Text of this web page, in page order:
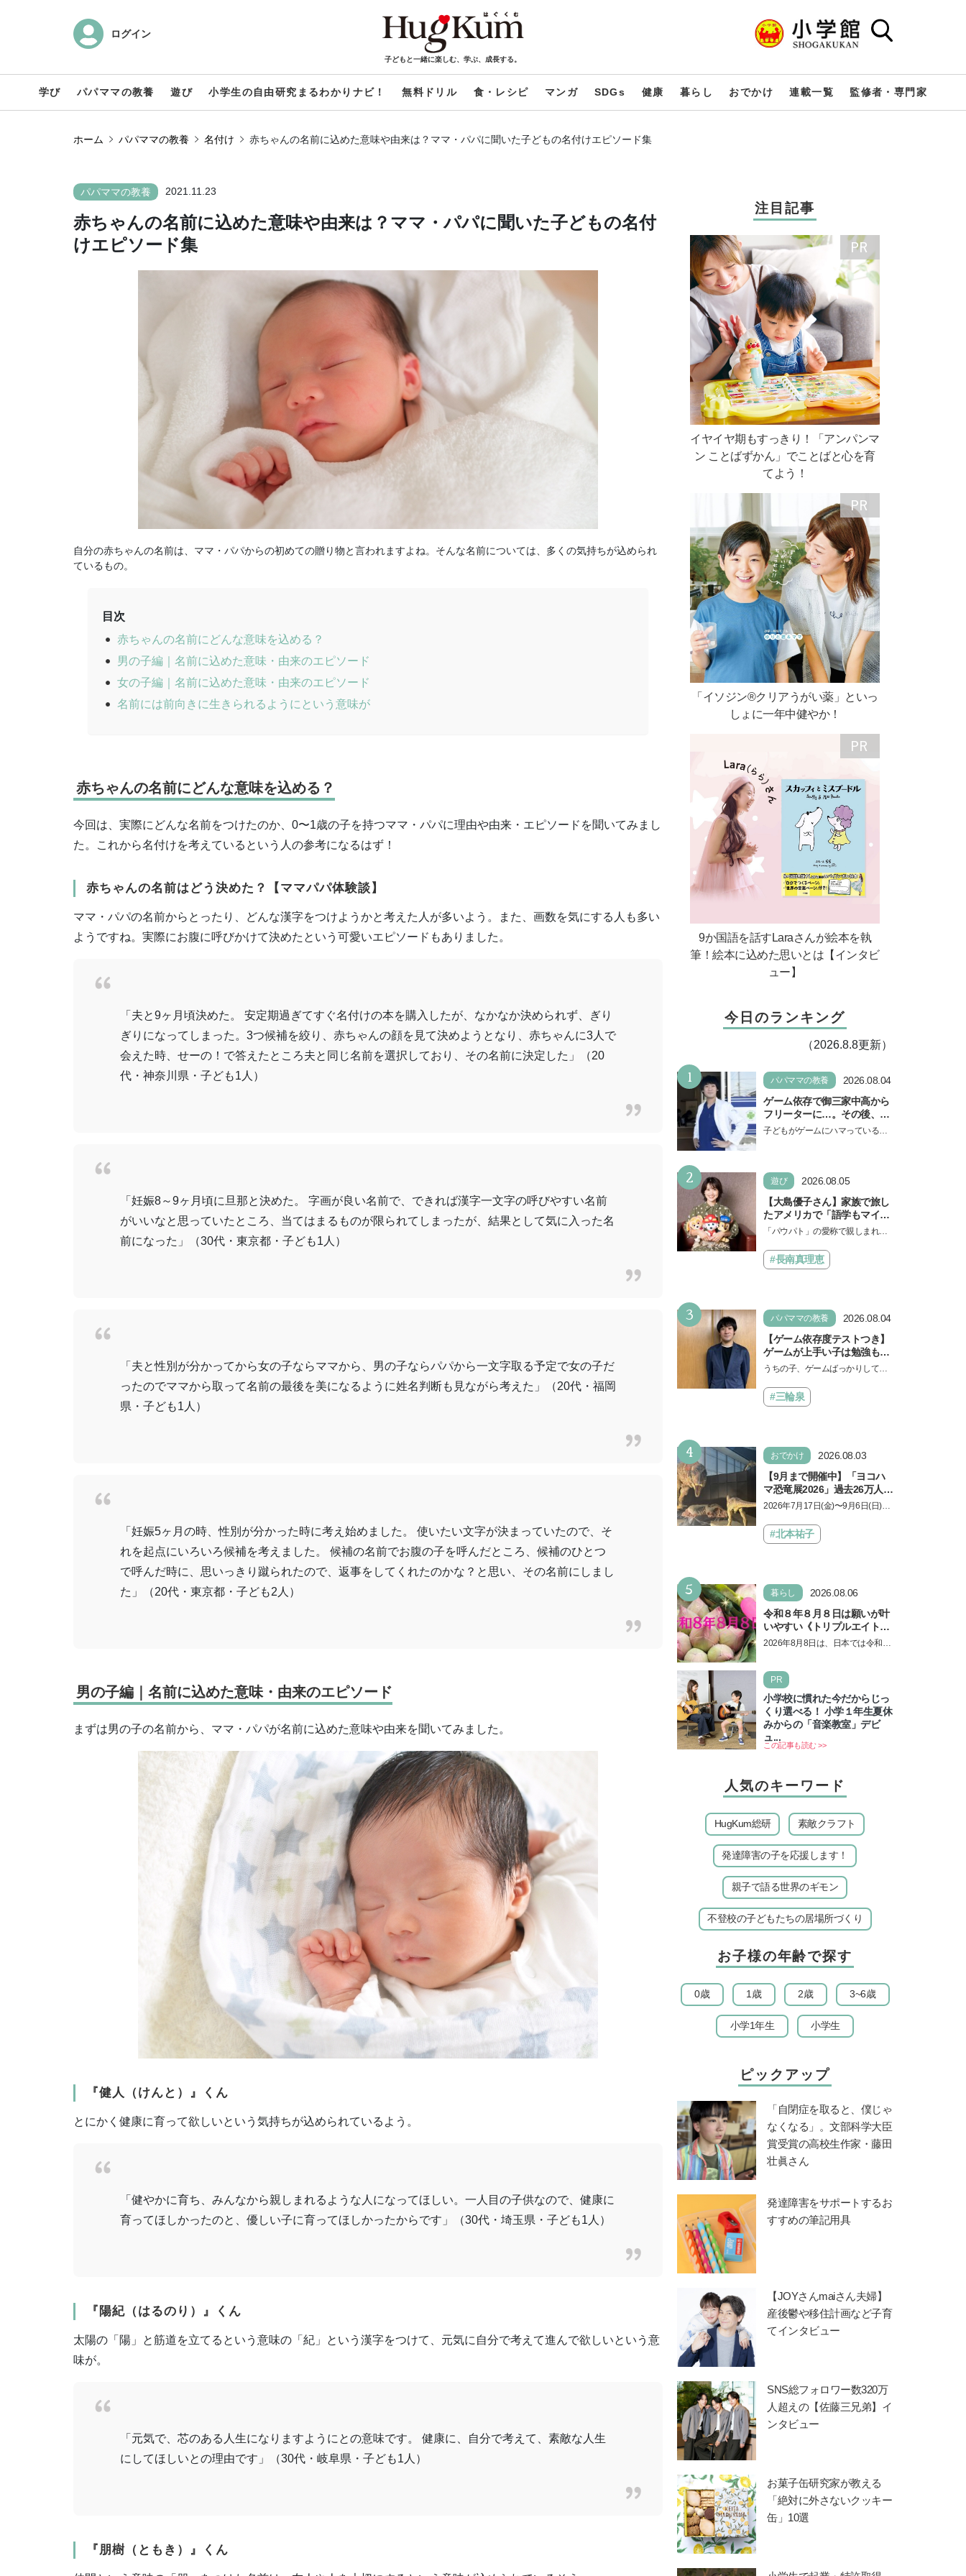
ログイン
子どもと一緒に楽しむ、学ぶ、成長する。
学び パパママの教養 遊び 小学生の自由研究まるわかりナビ！ 無料ドリル 食・レシピ マンガ SDGs 健康 暮らし おでかけ 連載一覧 監修者・専門家
ホーム パパママの教養 名付け 赤ちゃんの名前に込めた意味や由来は？ママ・パパに聞いた子どもの名付けエピソード集
パパママの教養 2021.11.23
赤ちゃんの名前に込めた意味や由来は？ママ・パパに聞いた子どもの名付
けエピソード集
自分の赤ちゃんの名前は、ママ・パパからの初めての贈り物と言われますよね。そんな名前については、多くの気持ちが込められ
ているもの。
目次
赤ちゃんの名前にどんな意味を込める？
男の子編｜名前に込めた意味・由来のエピソード
女の子編｜名前に込めた意味・由来のエピソード
名前には前向きに生きられるようにという意味が
赤ちゃんの名前にどんな意味を込める？
今回は、実際にどんな名前をつけたのか、0〜1歳の子を持つママ・パパに理由や由来・エピソードを聞いてみまし
た。これから名付けを考えているという人の参考になるはず！
赤ちゃんの名前はどう決めた？【ママパパ体験談】
ママ・パパの名前からとったり、どんな漢字をつけようかと考えた人が多いよう。また、画数を気にする人も多い
ようですね。実際にお腹に呼びかけて決めたという可愛いエピソードもありました。
「夫と9ヶ月頃決めた。 安定期過ぎてすぐ名付けの本を購入したが、なかなか決められず、ぎり
ぎりになってしまった。3つ候補を絞り、赤ちゃんの顔を見て決めようとなり、赤ちゃんに3人で
会えた時、せーの！で答えたところ夫と同じ名前を選択しており、その名前に決定した」（20
代・神奈川県・子ども1人）
「妊娠8～9ヶ月頃に旦那と決めた。 字画が良い名前で、できれば漢字一文字の呼びやすい名前
がいいなと思っていたところ、当てはまるものが限られてしまったが、結果として気に入った名
前になった」（30代・東京都・子ども1人）
「夫と性別が分かってから女の子ならママから、男の子ならパパから一文字取る予定で女の子だ
ったのでママから取って名前の最後を美になるように姓名判断も見ながら考えた」（20代・福岡
県・子ども1人）
「妊娠5ヶ月の時、性別が分かった時に考え始めました。 使いたい文字が決まっていたので、そ
れを起点にいろいろ候補を考えました。 候補の名前でお腹の子を呼んだところ、候補のひとつ
で呼んだ時に、思いっきり蹴られたので、返事をしてくれたのかな？と思い、その名前にしまし
た」（20代・東京都・子ども2人）
男の子編｜名前に込めた意味・由来のエピソード
まずは男の子の名前から、ママ・パパが名前に込めた意味や由来を聞いてみました。
『健人（けんと）』くん
とにかく健康に育って欲しいという気持ちが込められているよう。
「健やかに育ち、みんなから親しまれるような人になってほしい。一人目の子供なので、健康に
育ってほしかったのと、優しい子に育ってほしかったからです」（30代・埼玉県・子ども1人）
『陽紀（はるのり）』くん
太陽の「陽」と筋道を立てるという意味の「紀」という漢字をつけて、元気に自分で考えて進んで欲しいという意
味が。
「元気で、芯のある人生になりますようにとの意味です。 健康に、自分で考えて、素敵な人生
にしてほしいとの理由です」（30代・岐阜県・子ども1人）
『朋樹（ともき）』くん
注目記事
イヤイヤ期もすっきり！「アンパンマ
ン ことばずかん」でことばと心を育
てよう！
「イソジン®クリアうがい薬」といっ
しょに一年中健やか！
9か国語を話すLaraさんが絵本を執
筆！絵本に込めた思いとは【インタビ
ュー】
今日のランキング
（2026.8.8更新）
1 パパママの教養
2026.08.04
ゲーム依存で御三家中高から
フリーターに…。その後、医
学部へ逆転合格した現役医師
子どもがゲームにハマっている
2 遊び
2026.08.05
【大島優子さん】家族で旅し
たアメリカで「語学もマイン
ドも！ 子どもの成長はすごか
『パウ・パトロール ザ・ダイ
ノ・ムービー』ではあきらめ
「パウパト」の愛称で親しまれる
の劇場版シリーズ第3弾、映画『パ
ウ・パトロール ザ…
#長南真理恵
3 パパママの教養
2026.08.04
【ゲーム依存度テストつき】
ゲームが上手い子は勉強もで
きる？御三家中高卒でゲーマ
えるゲームしながら受験で勝
つためのメソッド
うちの子、ゲームばっかりしてい
言し、子どもとトラブルになる家
庭は多いもの。でも…
#三輪泉
4 おでかけ
2026.08.03
【9月まで開催中】「ヨコハ
マ恐竜展2026」過去26万人を
動員した恐竜展が9年ぶりに
しむポイントを完全ガイド
2026年7月17日(金)〜9月6日(日)、
「ヨコハマ恐竜展2026〜恐竜の食
卓大図鑑〜」が開催…
#北本祐子
5 暮らし
2026.08.06
令和８年８月８日は願いが叶
いやすい《トリプルエイト》
の日！ 13日の獅子座の新月
2026年8月8日は、日本では令和8
ズゲート」というとって…
PR
小学校に慣れた今だからじっ
くり選べる！ 小学１年生夏休
みからの「音楽教室」デビ
ュ...
この記事も読む >>
人気のキーワード
HugKum総研 素敵クラフト
発達障害の子を応援します！
親子で語る世界のギモン
不登校の子どもたちの居場所づくり
お子様の年齢で探す
0歳 1歳 2歳 3~6歳
小学1年生 小学生
ピックアップ
「自閉症を取ると、僕じゃ
なくなる」。文部科学大臣
賞受賞の高校生作家・藤田
壮眞さん
発達障害をサポートするお
すすめの筆記用具
【JOYさんmaiさん夫婦】
産後鬱や移住計画など子育
てインタビュー
SNS総フォロワー数320万
人超えの【佐藤三兄弟】イ
ンタビュー
お菓子缶研究家が教える
「絶対に外さないクッキー
缶」10選